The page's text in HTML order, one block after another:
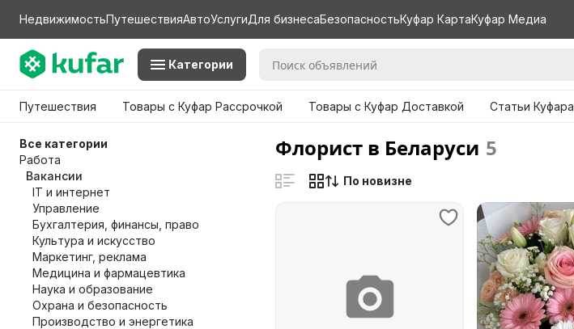
НедвижимостьПутешествияАвтоУслугиДля бизнесаБезопасностьКуфар КартаКуфар Медиа
Категории
Путешествия Товары с Куфар Рассрочкой Товары с Куфар Доставкой Статьи Куфара
Все категории
Работа
Вакансии
IT и интернет
Управление
Бухгалтерия, финансы, право
Культура и искусство
Маркетинг, реклама
Медицина и фармацевтика
Наука и образование
Охрана и безопасность
Производство и энергетика
Флорист в Беларуси 5
По новизне